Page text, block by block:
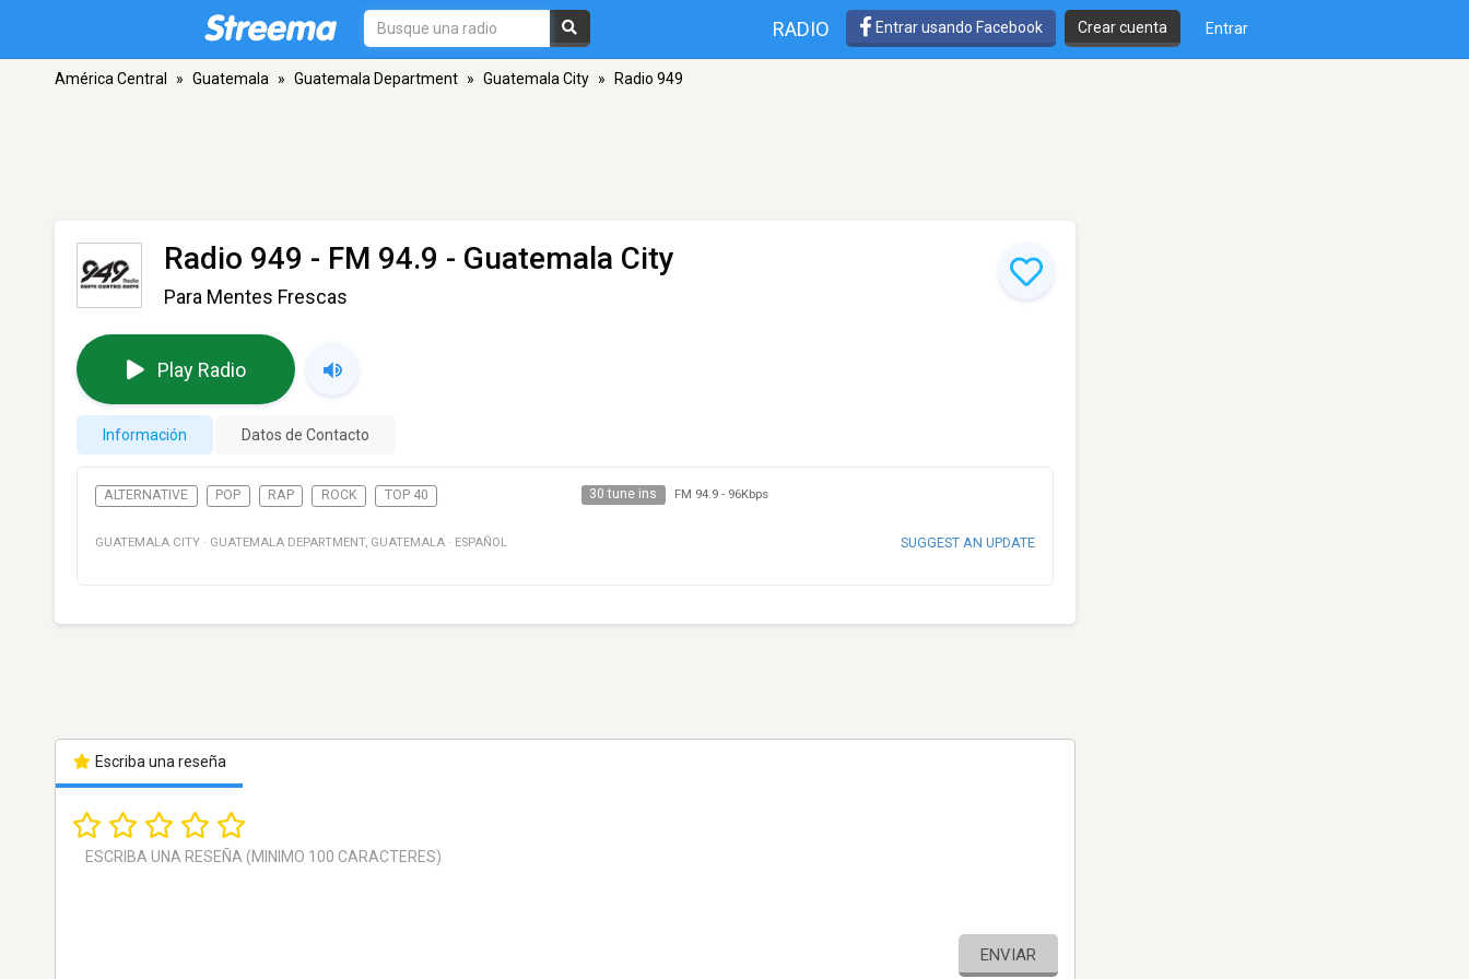
RADIO Entrar usando Facebook Crear cuenta Entrar
América Central » Guatemala » Guatemala Department » Guatemala City » Radio 949
Radio 949 - FM 94.9 - Guatemala City
Para Mentes Frescas
Play Radio
Información Datos de Contacto
ALTERNATIVE POP RAP ROCK TOP 40 30 tune ins FM 94.9- 96Kbps
GUATEMALA CITY · GUATEMALA DEPARTMENT, GUATEMALA · ESPAÑOL SUGGEST AN UPDATE
Escriba una reseña
ENVIAR